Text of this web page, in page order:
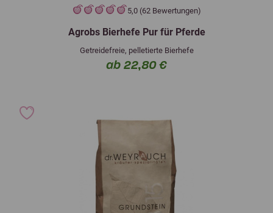
5,0 (62 Bewertungen)
Agrobs Bierhefe Pur für Pferde
Getreidefreie, pelletierte Bierhefe
ab 22,80 €